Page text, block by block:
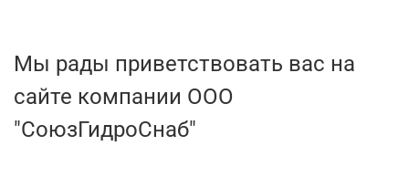
Мы рады приветствовать вас на
сайте компании ООО
"СоюзГидроСнаб"